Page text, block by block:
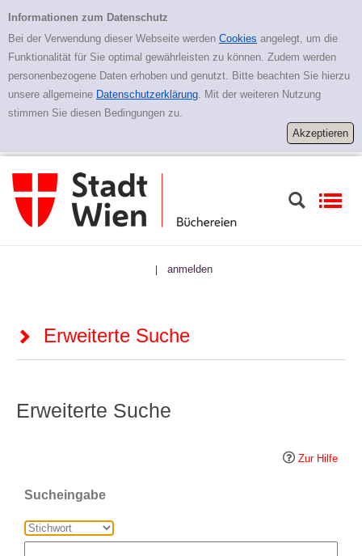
Erweiterte Suche
Informationen zum Datenschutz
Bei der Verwendung dieser Webseite werden Cookies angelegt, um die
Funktionalität für Sie optimal gewährleisten zu können. Zudem werden
personenbezogene Daten erhoben und genutzt. Bitte beachten Sie hierzu
unsere allgemeine Datenschutzerklärung. Mit der weiteren Nutzung
stimmen Sie diesen Bedingungen zu.
| anmelden
Erweiterte Suche
Erweiterte Suche
Zur Hilfe
Sucheingabe